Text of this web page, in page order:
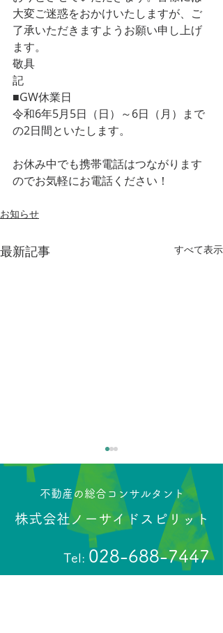
大変ご迷惑をおかけいたしますが、ご
了承いただきますようお願い申し上げ
ます。
敬具
記
■GW休業日
令和6年5月5日（日）～6日（月）まで
の2日間といたします。
お休み中でも携帯電話はつながります
のでお気軽にお電話ください！
お知らせ
最新記事 すべて表示
【GW休業日のお知らせ】
春暖の候、皆様に於かれまし
ては益々ご健勝のこととお喜
び申し上げます。平素は格別
のご高配を賜り、厚くお礼申
し上げます。 さて、株式会社
ノーサイドスピリットでは
​不動産の総合コンサルタント
株式会社ノーサイドスピリット
Tel: 028-688-7447